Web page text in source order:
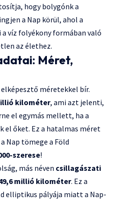
hogy bolygónk a
a Nap körül, ahol a
víz folyékony formában való
az élethez.
Méret,
méretekkel bír.
kilométer, ami azt jelenti,
el egymás mellett, ha a
el őket. Ez a hatalmas méret
Nap tömege a Föld
szerese!
más néven csillagászati
millió kilométer. Ez a
elliptikus pályája miatt a Nap-